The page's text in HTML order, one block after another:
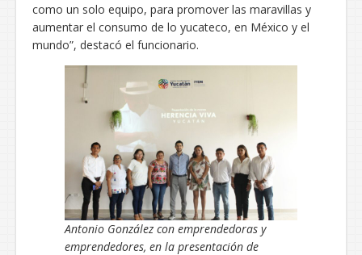
como un solo equipo, para promover las maravillas y
aumentar el consumo de lo yucateco, en México y el
mundo”, destacó el funcionario.
Antonio González con emprendedoras y
emprendedores, en la presentación de